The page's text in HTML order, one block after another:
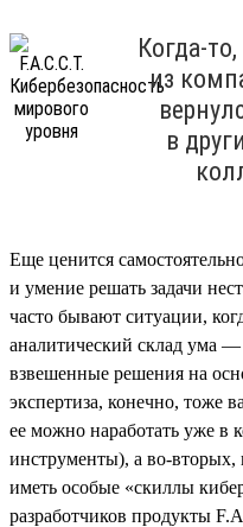
Когда-
из
в
Еще ценится
и умение решать задачи
часто бывают ситуации,
аналитический склад ума
взвешенные решения на
экспертиза, конечно, тоже
ее можно наработать уже в
инструменты), а во-вторых,
иметь особые «скиллы
разработчиков продукты